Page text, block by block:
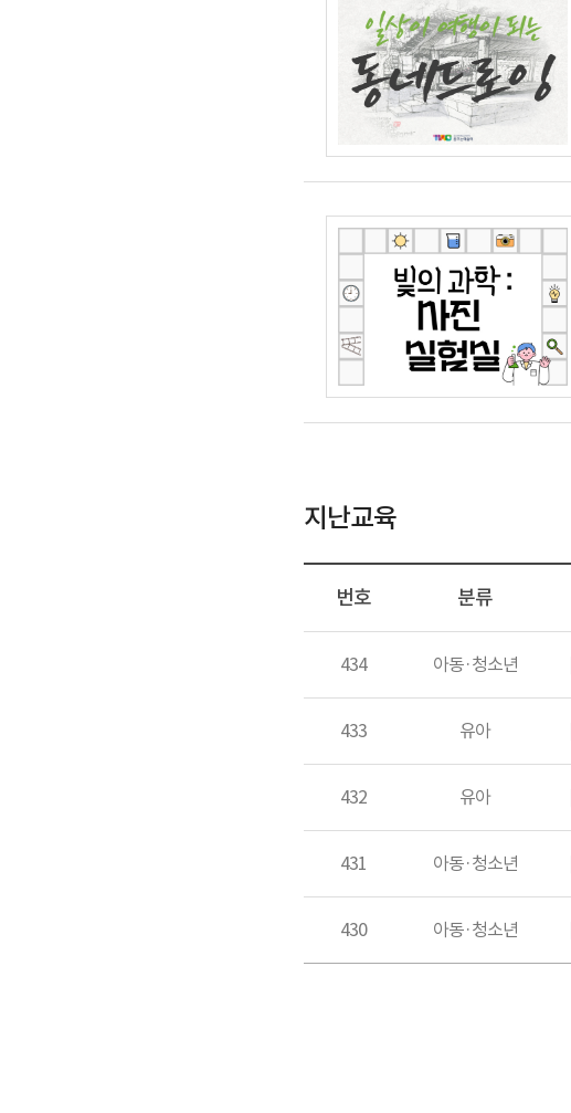
지난교육
번호 분류
434 아동·청소년
433 유아
432 유아
431 아동·청소년
430 아동·청소년